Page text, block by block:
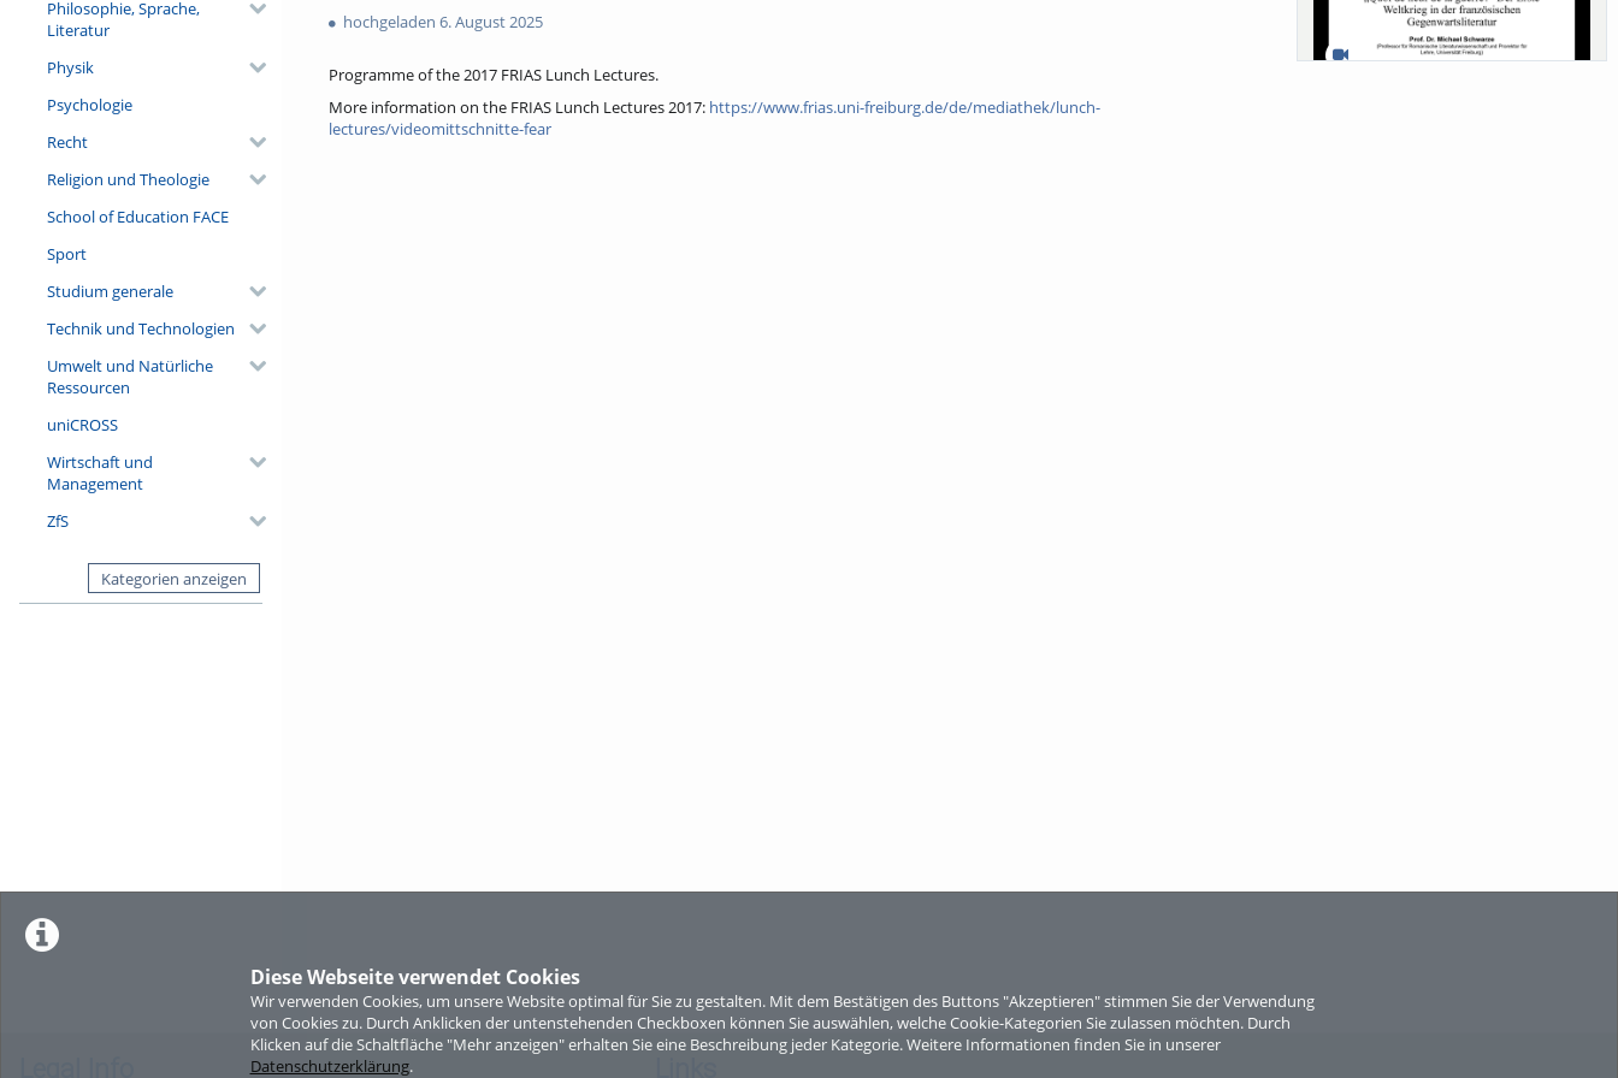
Diese Webseite verwendet Cookies
Wir verwenden Cookies, um unsere Website optimal für Sie zu gestalten. Mit dem Bestätigen des Buttons "Akzeptieren" stimmen Sie der Verwendung
von Cookies zu. Durch Anklicken der untenstehenden Checkboxen können Sie auswählen, welche Cookie-Kategorien Sie zulassen möchten. Durch
Klicken auf die Schaltfläche "Mehr anzeigen" erhalten Sie eine Beschreibung jeder Kategorie. Weitere Informationen finden Sie in unserer
Datenschutzerklärung.
Philosophie, Sprache,
Literatur
Physik
Psychologie
Recht
Religion und Theologie
School of Education FACE
Sport
Studium generale
Technik und Technologien
Umwelt und Natürliche
Ressourcen
uniCROSS
Wirtschaft und
Management
ZfS
Kategorien anzeigen
views
hochgeladen 6. August 2025
Programme of the 2017 FRIAS Lunch Lectures.
More information on the FRIAS Lunch Lectures 2017: https://www.frias.uni-freiburg.de/de/mediathek/lunch-
lectures/videomittschnitte-fear